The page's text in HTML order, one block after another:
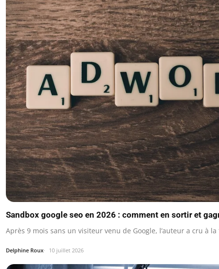
Sandbox google seo en 2026 : comment en sortir et
Après 9 mois sans un visiteur venu de Google, l’auteur a cru à
Delphine Roux 10 juillet 2026